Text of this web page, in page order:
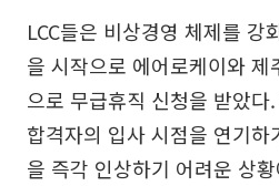
LCC들은 비상경영 체제를 강
을 시작으로 에어로케이와
으로 무급휴직 신청을 받았
합격자의 입사 시점을 연기
을 즉각 인상하기 어려운 상